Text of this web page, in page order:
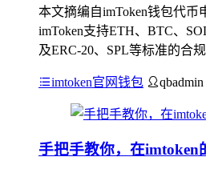
本文摘编自imToken钱包代币
imToken支持ETH、BTC、
及ERC-20、SPL等标准的合
imtoken官网钱包 qbadmin
手把手教你，在imtoken